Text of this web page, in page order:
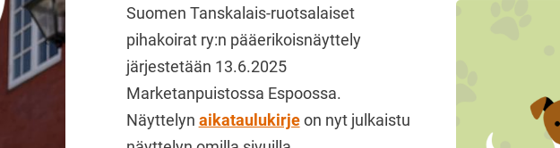
Suomen Tanskalais-ruotsalaiset
pihakoirat ry:n pääerikoisnäyttely
järjestetään 13.6.2025
Marketanpuistossa Espoossa.
Näyttelyn aikataulukirjeon nyt julkaistu